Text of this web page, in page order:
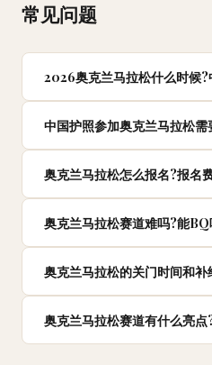
常见问题
2026奥克兰马拉松什么时候
中国护照参加奥克兰马拉松需
奥克兰马拉松怎么报名?报名
奥克兰马拉松赛道难吗?能
奥克兰马拉松的关门时间和补
奥克兰马拉松赛道有什么亮点